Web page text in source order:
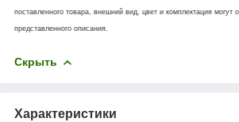
поставленного товара, внешний вид, цвет и комплектация могут
представленного описания.
Скрыть
Характеристики